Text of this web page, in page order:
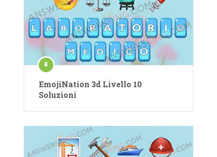
EmojiNation 3d Livello 10
Soluzioni